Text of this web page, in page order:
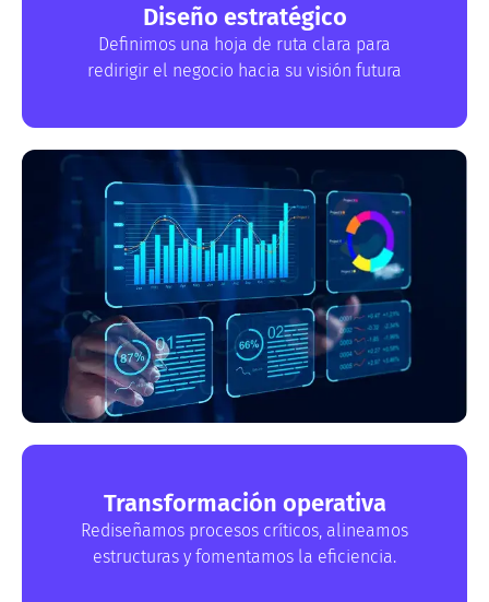
Diseño estratégico
Definimos una hoja de ruta clara para
redirigir el negocio hacia su visión futura
Transformación operativa
Rediseñamos procesos críticos, alineamos
estructuras y fomentamos la eficiencia.